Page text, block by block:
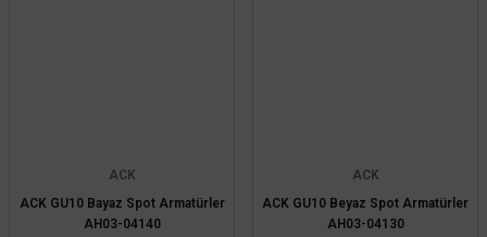
ACK
ACK GU10 Bayaz Spot Armatürler
AH03-04140
ACK
ACK GU10 Beyaz Spot Armatürler
AH03-04130